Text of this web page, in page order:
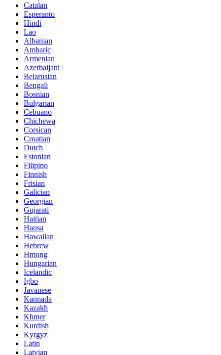
Catalan
Esperanto
Hindi
Lao
Albanian
Amharic
Armenian
Azerbaijani
Belarusian
Bengali
Bosnian
Bulgarian
Cebuano
Chichewa
Corsican
Croatian
Dutch
Estonian
Filipino
Finnish
Frisian
Galician
Georgian
Gujarati
Haitian
Hausa
Hawaiian
Hebrew
Hmong
Hungarian
Icelandic
Igbo
Javanese
Kannada
Kazakh
Khmer
Kurdish
Kyrgyz
Latin
Latvian